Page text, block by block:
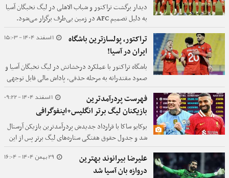
دیدار برگشت تراکتور و شباب الاهلی در لیگ نخبگان آسیا
به دلیل تصمیم AFC در زمین بی‌طرف برگزار می‌شود.
1 اسفند 1404 - 15:03
تراکتور، پولسازترین باشگاه
ایران در آسیا!
باشگاه تراکتور با عملکرد درخشانش در لیگ نخبگان آسیا و
صعود مقتدرانه به مرحله حذفی، پاداش مالی قابل توجهی
کسب کرده است.
1 اسفند 1404 - 09:22
فهرست پردرآمدترین
بازیکنان لیگ برتر انگلیس+اینفوگرافی
بوکایو ساکا با قرارداد جدیدش پردرآمدترین بازیکن آرسنال
شد و جدول حقوق هفتگی ستاره‌های لیگ برتر پس از این
توافق آشکار شد.
29 بهمن 1404 - 16:04
علیرضا بیرانوند بهترین
دروازه بان آسیا شد